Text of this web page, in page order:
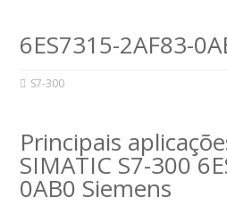
6ES7315-2AF83-
S7-300
Principais
SIMATIC S7-300
0AB0 Siemens